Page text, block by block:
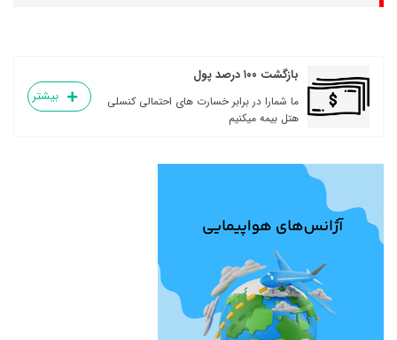
بازگشت ۱۰۰ درصد پول
ما شمارا در برابر خسارت های احتمالی کنسلی
هتل بیمه میکنیم
بیشتر